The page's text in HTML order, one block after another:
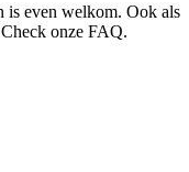
is even welkom. Ook als
onze FAQ.